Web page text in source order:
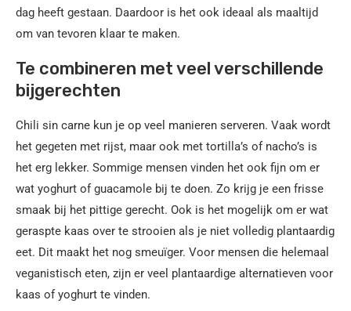
dag heeft gestaan. Daardoor is het ook ideaal als maaltijd
om van tevoren klaar te maken.
Te combineren met veel verschillende
bijgerechten
Chili sin carne kun je op veel manieren serveren. Vaak wordt
het gegeten met rijst, maar ook met tortilla’s of nacho’s is
het erg lekker. Sommige mensen vinden het ook fijn om er
wat yoghurt of guacamole bij te doen. Zo krijg je een frisse
smaak bij het pittige gerecht. Ook is het mogelijk om er wat
geraspte kaas over te strooien als je niet volledig plantaardig
eet. Dit maakt het nog smeuïger. Voor mensen die helemaal
veganistisch eten, zijn er veel plantaardige alternatieven voor
kaas of yoghurt te vinden.